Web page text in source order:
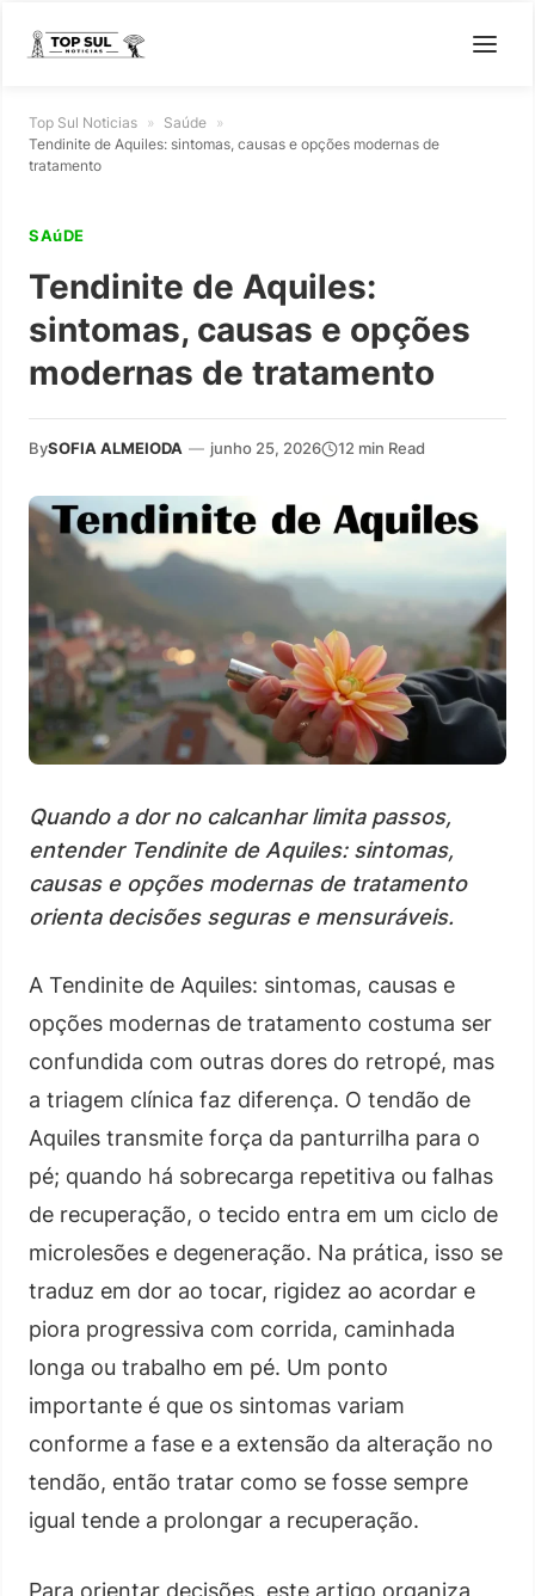
Top Sul Noticias » Saúde »
Tendinite de Aquiles: sintomas, causas e opções modernas de
tratamento
SAúDE
Tendinite de Aquiles:
sintomas, causas e opções
modernas de tratamento
BySOFIA ALMEIODA — junho 25, 2026 12 min Read
Quando a dor no calcanhar limita passos,
entender Tendinite de Aquiles: sintomas,
causas e opções modernas de tratamento
orienta decisões seguras e mensuráveis.
A Tendinite de Aquiles: sintomas, causas e
opções modernas de tratamento costuma ser
confundida com outras dores do retropé, mas
a triagem clínica faz diferença. O tendão de
Aquiles transmite força da panturrilha para o
pé; quando há sobrecarga repetitiva ou falhas
de recuperação, o tecido entra em um ciclo de
microlesões e degeneração. Na prática, isso se
traduz em dor ao tocar, rigidez ao acordar e
piora progressiva com corrida, caminhada
longa ou trabalho em pé. Um ponto
importante é que os sintomas variam
conforme a fase e a extensão da alteração no
tendão, então tratar como se fosse sempre
igual tende a prolongar a recuperação.
Para orientar decisões, este artigo organiza